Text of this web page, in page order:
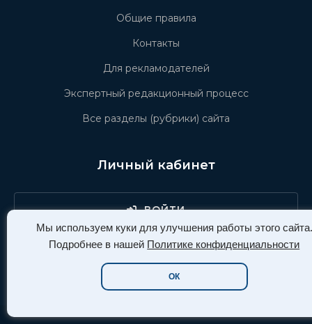
Мы используем куки для улучшения работы этого сайта.
Подробнее в нашей Политике конфиденциальности
ОК
Общие правила
Контакты
Для рекламодателей
Экспертный редакционный процесс
Все разделы (рубрики) сайта
Личный кабинет
ВОЙТИ
РЕГИСТРАЦИЯ